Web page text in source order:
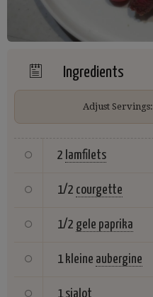
Ingredients
Adjust Servings:
2 lamfilets
1/2 courgette
1/2 gele paprika
1 kleine aubergine
1 sjalot